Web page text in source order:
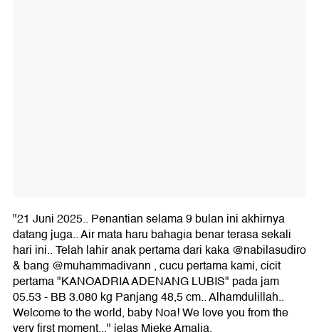
Tora Sudiro. Dalam Instagram Mieke Amalia, juga
menuliskan kebahagiaan tersebut.
ADVERTISEMENT